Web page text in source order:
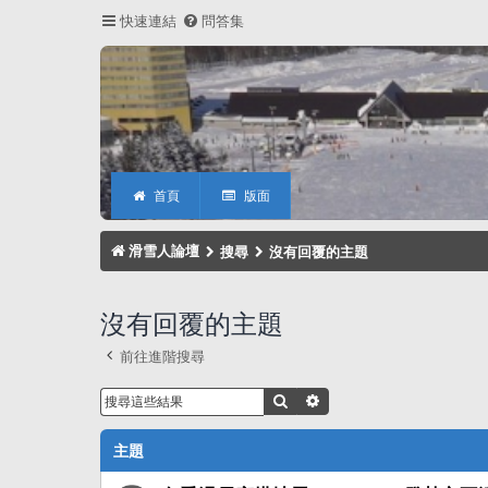
快速連結 問答集
首頁 版面
滑雪人論壇 搜尋 沒有回覆的主題
沒有回覆的主題
前往進階搜尋
搜尋
主題